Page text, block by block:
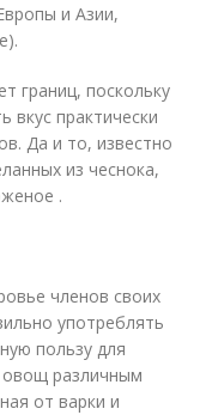
и Азии,
границ, поскольку
вкус практически
Да и то, известно
из чеснока,
.
членов своих
употреблять
пользу для
овощ различным
от варки и